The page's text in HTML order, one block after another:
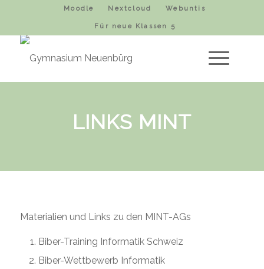
Moodle Nextcloud Webuntis
Für neue Klassen 5
LINKS MINT
Materialien und Links zu den MINT-AGs
Biber-Training Informatik Schweiz
Biber-Wettbewerb Informatik